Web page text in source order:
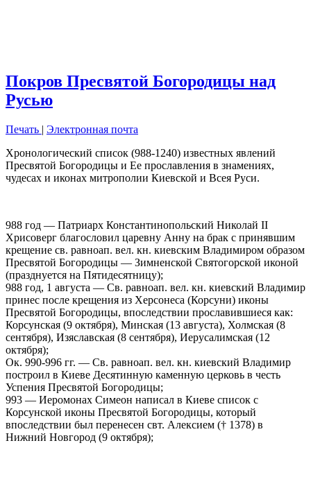
Покров Пресвятой Богородицы над
Русью
Печать | Электронная почта
Хронологический список (988-1240) известных явлений
Пресвятой Богородицы и Ее прославления в знамениях,
чудесах и иконах митрополии Киевской и Всея Руси.
988 год — Патриарх Константинопольский Николай II
Хрисоверг благословил царевну Анну на брак с принявшим
крещение св. равноап. вел. кн. киевским Владимиром образом
Пресвятой Богородицы — Зимненской Святогорской иконой
(празднуется на Пятидесятницу);
988 год, 1 августа — Св. равноап. вел. кн. киевский Владимир
принес после крещения из Херсонеса (Корсуни) иконы
Пресвятой Богородицы, впоследствии прославившиеся как:
Корсунская (9 октября), Минская (13 августа), Холмская (8
сентября), Изяславская (8 сентября), Иерусалимская (12
октября);
Ок. 990-996 гг. — Св. равноап. вел. кн. киевский Владимир
построил в Киеве Десятинную каменную церковь в честь
Успения Пресвятой Богородицы;
993 — Иеромонах Симеон написал в Киеве список с
Корсунской иконы Пресвятой Богородицы, который
впоследствии был перенесен свт. Алексием († 1378) в
Нижний Новгород (9 октября);